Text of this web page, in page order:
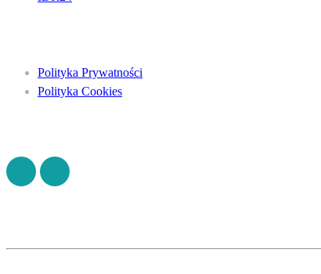
Polityka Prywatności
Polityka Cookies